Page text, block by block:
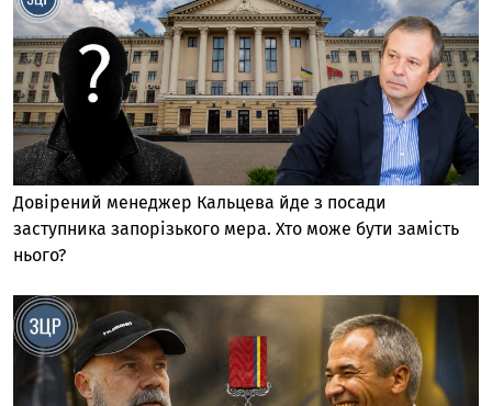
Довірений менеджер Кальцева йде з посади
заступника запорізького мера. Хто може бути замість
нього?